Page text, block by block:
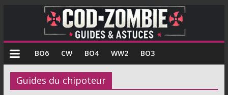
COD
Zombie
BO6 CW BO4 WW2 BO3
Guides du chipoteur